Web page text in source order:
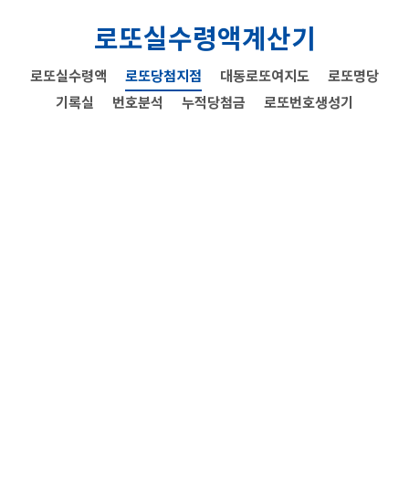
로또실수령액계산기
로또실수령액 로또당첨지점 대동로또여지도
로또명당
기록실
번호분석 누적당첨금 로또번호생성기